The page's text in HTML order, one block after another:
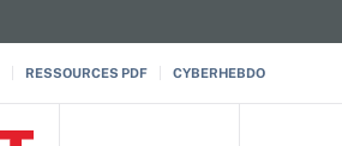
RESSOURCES PDF CYBERHEBDO